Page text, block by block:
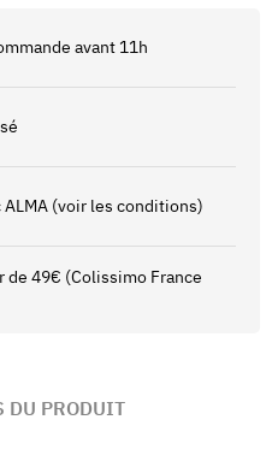
avant 11h
ALMA (voir les conditions)
49€ (Colissimo France
DU PRODUIT